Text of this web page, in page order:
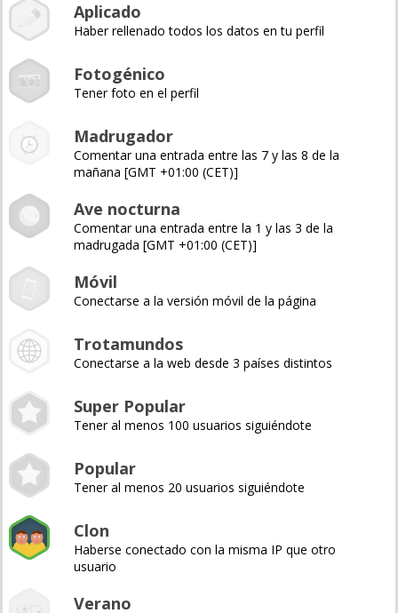
Aplicado
Haber rellenado todos los datos en tu perfil
Fotogénico
Tener foto en el perfil
Madrugador
Comentar una entrada entre las 7 y las 8 de la
mañana [GMT +01:00 (CET)]
Ave nocturna
Comentar una entrada entre la 1 y las 3 de la
madrugada [GMT +01:00 (CET)]
Móvil
Conectarse a la versión móvil de la página
Trotamundos
Conectarse a la web desde 3 países distintos
Super Popular
Tener al menos 100 usuarios siguiéndote
Popular
Tener al menos 20 usuarios siguiéndote
Clon
Haberse conectado con la misma IP que otro
usuario
Verano